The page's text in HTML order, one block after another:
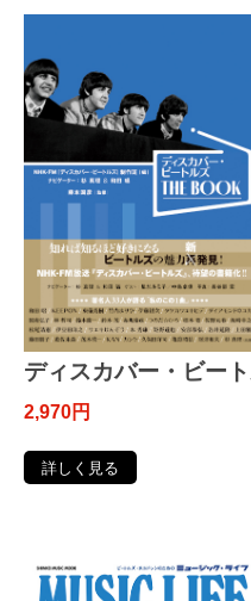
ディスカバー・ビー
2,970円
詳しく見る